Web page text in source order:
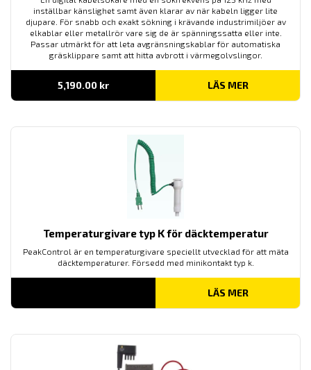
inställbar känslighet samt även klarar av när kabeln ligger lite
djupare. För snabb och exakt sökning i krävande industrimiljöer av
elkablar eller metallrör vare sig de är spänningssatta eller inte.
Passar utmärkt för att leta avgränsningskablar för automatiska
gräsklippare samt att hitta avbrott i värmegolvslingor.
5,190.00 kr LÄS MER
Temperaturgivare typ K för däcktemperatur
PeakControl är en temperaturgivare speciellt utvecklad för att mäta
däcktemperaturer. Försedd med minikontakt typ k.
LÄS MER